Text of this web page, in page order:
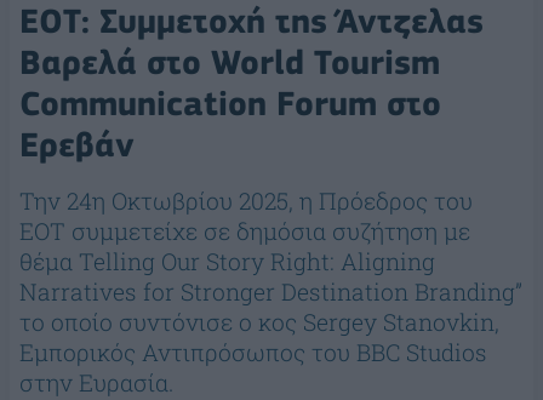
ΕΟΤ: Συμμετοχή της Άντζελας
Βαρελά στο World Tourism
Communication Forum στο
Ερεβάν
Την 24η Οκτωβρίου 2025, η Πρόεδρος του
ΕΟΤ συμμετείχε σε δημόσια συζήτηση με
θέμα Telling Our Story Right: Aligning
Narratives for Stronger Destination Branding”
το οποίο συντόνισε ο κος Sergey Stanovkin,
Εμπορικός Αντιπρόσωπος του BBC Studios
στην Ευρασία.